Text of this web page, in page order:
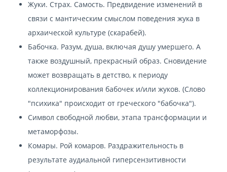
Жуки. Страх. Самость. Предвидение изменений в
связи с мантическим смыслом поведения жука в
архаической культуре (скарабей).
Бабочка. Разум, душа, включая душу умершего. А
также воздушный, прекрасный образ. Сновидение
может возвращать в детство, к периоду
коллекционирования бабочек и/или жуков. (Слово
"психика" происходит от греческого "бабочка").
Символ свободной любви, этапа трансформации и
метаморфозы.
Комары. Рой комаров. Раздражительность в
результате аудиальной гиперсензитивности